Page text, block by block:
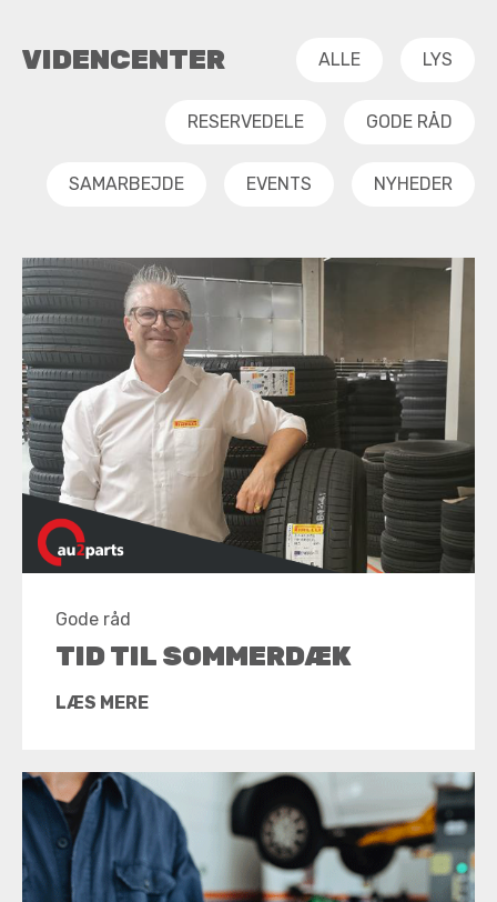
VIDENCENTER ALLE LYS
RESERVEDELE GODE RÅD
SAMARBEJDE EVENTS NYHEDER
Gode råd
TID TIL SOMMERDÆK
LÆS MERE